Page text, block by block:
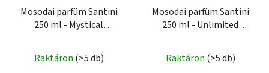
Mosodai parfüm Santini
250 ml - Mystical
Raktáron (>5 db)
Mosodai parfüm Santini
250 ml - Unlimited
termék
Raktáron (>5 db)